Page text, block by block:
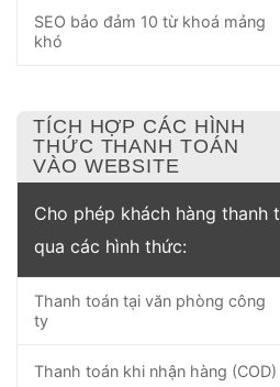
SEO bảo đảm 10 từ khoá mảng
khó
TÍCH HỢP CÁC HÌNH
THỨC THANH TOÁN
VÀO WEBSITE
Cho phép khách hàng thanh
qua các hình thức:
Thanh toán tại văn phòng công
ty
Thanh toán khi nhận hàng (COD)